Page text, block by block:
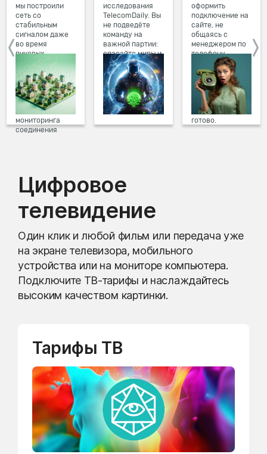
мы построили
сеть со
стабильным
сигналом даже
во время
пиковых
нагрузок в
вечернее время.
Мы постоянно
обновляем наше
оборудование в
домах, а система
мониторинга
соединения
исследования
TelecomDaily. Вы
не подведёте
команду на
важной партии:
спасайте миры и
побеждайте с
друзьями в
онлайн-играх.
оформить
подключение на
сайте, не
общаясь с
менеджером по
телефону.
Просто в три
клика заполните
форму заявки на
сайте, выберите
дату и время
подключения,
готово.
Цифровое
телевидение
Один клик и любой фильм или передача уже
на экране телевизора, мобильного
устройства или на мониторе компьютера.
Подключите ТВ-тарифы и наслаждайтесь
высоким качеством картинки.
Тарифы ТВ